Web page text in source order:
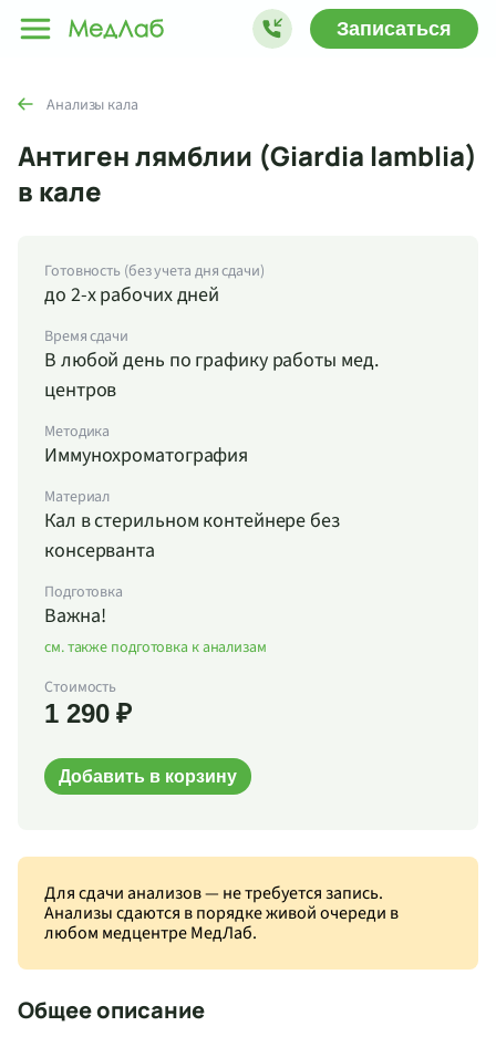
Записаться
Анализы кала
Антиген лямблии (Giardia lamblia)
в кале
Для сдачи анализов — не требуется запись.
Анализы сдаются в порядке живой очереди в
любом медцентре МедЛаб.
Общее описание
Готовность (без учета дня сдачи)
до 2-х рабочих дней
Время сдачи
В любой день по графику работы мед.
центров
Методика
Иммунохроматография
Материал
Кал в стерильном контейнере без
консерванта
Подготовка
Важна!
см. также подготовка к анализам
Стоимость
1 290 ₽
Добавить в корзину